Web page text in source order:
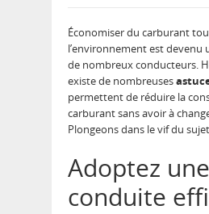
Économiser du carburant
l’environnement est
de nombreux conducteurs.
existe de nombreuses
permettent de réduire la
carburant sans avoir à
Plongeons dans le vif du
Adoptez une
conduite